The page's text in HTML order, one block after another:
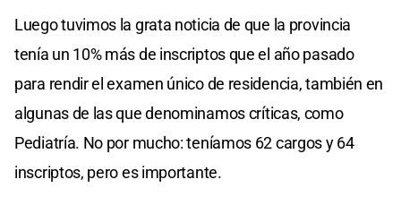
Luego tuvimos la grata noticia de que la provincia
tenía un 10% más de inscriptos que el año pasado
para rendir el examen único de residencia, también en
algunas de las que denominamos críticas, como
Pediatría. No por mucho: teníamos 62 cargos y 64
inscriptos, pero es importante.